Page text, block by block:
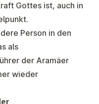
Gottes ist, auch in
Person in den
als
der Aramäer
wieder